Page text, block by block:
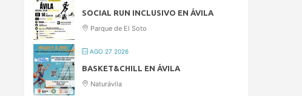
SOCIAL RUN INCLUSIVO EN ÁVILA
Parque de El Soto
AGO 27 2026
BASKET&CHILL EN ÁVILA
Naturávila